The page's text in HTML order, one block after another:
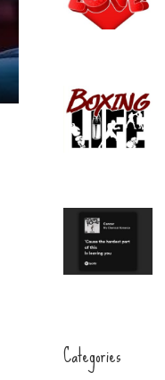
Categories